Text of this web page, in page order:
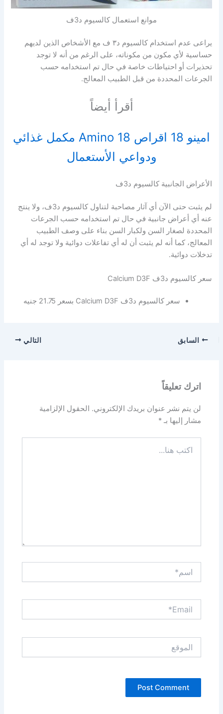
موانع استعمال كالسيوم د3ف
يراعى عدم استخدام كالسيوم د۳ ف مع الأشخاص الذين لديهم
حساسية لأي مكون من مكوناته، على الرغم من أنه لا توجد
تحذيرات أو احتياطات خاصة في حال تم استخدامه حسب
الجرعات المحددة من قبل الطبيب المعالج.
أقرأ أيضاً
امينو 18 اقراص Amino 18 مكمل غذائي
ودواعي الأستعمال
الأعراض الجانبية كالسيوم د3ف
لم يثبت حتى الآن أي آثار مصاحبة لتناول كالسيوم د3ف، ولا ينتج
عنه أي أعراض جانبية في حال تم استخدامه حسب الجرعات
المحددة لصغار السن ولكبار السن بناء على وصف الطبيب
المعالج، كما أنه لم يثبت أن له أي تفاعلات دوائية ولا توجد له أي
تدخلات دوائية.
سعر كالسيوم د3ف Calcium D3F
سعر كالسيوم د3ف Calcium D3F بسعر 21.75 جنيه
السابق التالي
اترك تعليقاً
لن يتم نشر عنوان بريدك الإلكتروني. الحقول الإلزامية
مشار إليها بـ*
هنا...